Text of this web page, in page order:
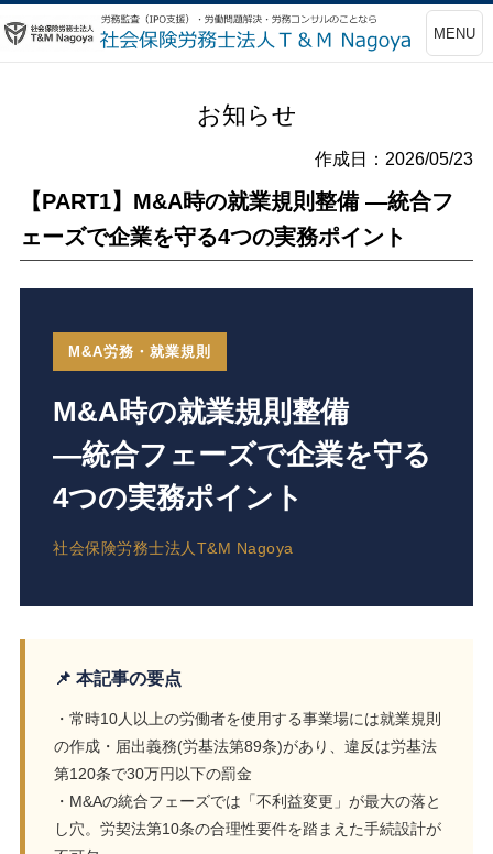
MENU
お知らせ
作成日：2026/05/23
【PART1】M&A時の就業規則整備 ―統合フ
ェーズで企業を守る4つの実務ポイント
M&A労務・就業規則
M&A時の就業規則整備
―統合フェーズで企業を守る
4つの実務ポイント
社会保険労務士法人T&M Nagoya
📌 本記事の要点
・常時10人以上の労働者を使用する事業場には就業規則
の作成・届出義務(労基法第89条)があり、違反は労基法
第120条で30万円以下の罰金
・M&Aの統合フェーズでは「不利益変更」が最大の落と
し穴。労契法第10条の合理性要件を踏まえた手続設計が